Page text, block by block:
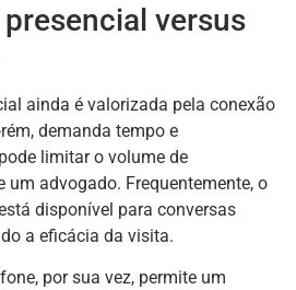
versus
ainda é valorizada pela conexão
demanda tempo e
limitar o volume de
um advogado. Frequentemente, o
disponível para conversas
a eficácia da visita.
por sua vez, permite um